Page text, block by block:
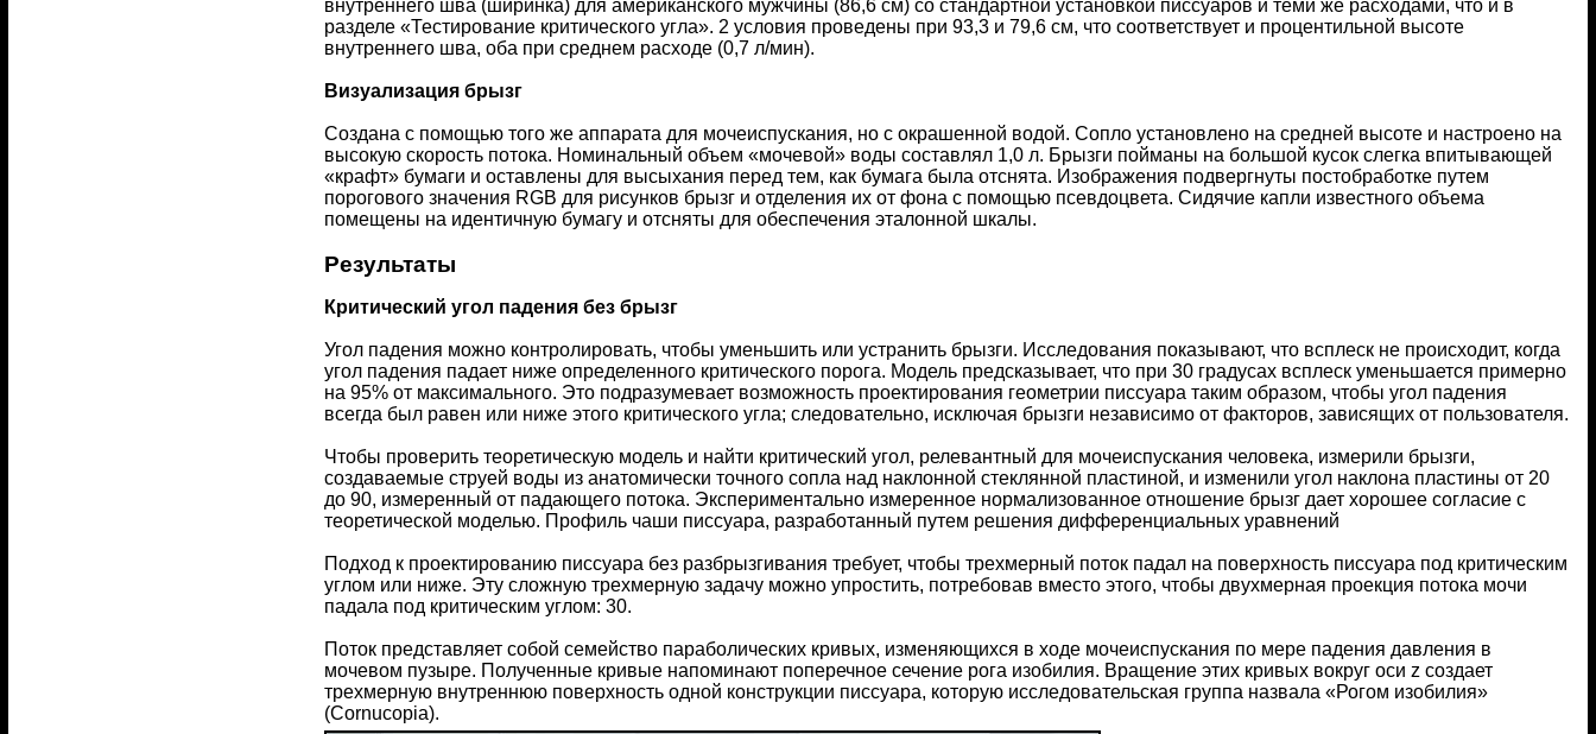
внутреннего шва (ширинка) для американского мужчины (86,6 см) со стандартной установкой писсуаров и теми же расходами, что и в
разделе «Тестирование критического угла». 2 условия проведены при 93,3 и 79,6 см, что соответствует и процентильной высоте
внутреннего шва, оба при среднем расходе (0,7 л/мин).
Визуализация брызг
Создана с помощью того же аппарата для мочеиспускания, но с окрашенной водой. Сопло установлено на средней высоте и настроено на
высокую скорость потока. Номинальный объем «мочевой» воды составлял 1,0 л. Брызги пойманы на большой кусок слегка впитывающей
«крафт» бумаги и оставлены для высыхания перед тем, как бумага была отснята. Изображения подвергнуты постобработке путем
порогового значения RGB для рисунков брызг и отделения их от фона с помощью псевдоцвета. Сидячие капли известного объема
помещены на идентичную бумагу и отсняты для обеспечения эталонной шкалы.
Результаты
Критический угол падения без брызг
Угол падения можно контролировать, чтобы уменьшить или устранить брызги. Исследования показывают, что всплеск не происходит, когда
угол падения падает ниже определенного критического порога. Модель предсказывает, что при 30 градусах всплеск уменьшается примерно
на 95% от максимального. Это подразумевает возможность проектирования геометрии писсуара таким образом, чтобы угол падения
всегда был равен или ниже этого критического угла; следовательно, исключая брызги независимо от факторов, зависящих от пользователя.
Чтобы проверить теоретическую модель и найти критический угол, релевантный для мочеиспускания человека, измерили брызги,
создаваемые струей воды из анатомически точного сопла над наклонной стеклянной пластиной, и изменили угол наклона пластины от 20
до 90, измеренный от падающего потока. Экспериментально измеренное нормализованное отношение брызг дает хорошее согласие с
теоретической моделью. Профиль чаши писсуара, разработанный путем решения дифференциальных уравнений
Подход к проектированию писсуара без разбрызгивания требует, чтобы трехмерный поток падал на поверхность писсуара под критическим
углом или ниже. Эту сложную трехмерную задачу можно упростить, потребовав вместо этого, чтобы двухмерная проекция потока мочи
падала под критическим углом: 30.
Поток представляет собой семейство параболических кривых, изменяющихся в ходе мочеиспускания по мере падения давления в
мочевом пузыре. Полученные кривые напоминают поперечное сечение рога изобилия. Вращение этих кривых вокруг оси z создает
трехмерную внутреннюю поверхность одной конструкции писсуара, которую исследовательская группа назвала «Рогом изобилия»
(Cornucopia).